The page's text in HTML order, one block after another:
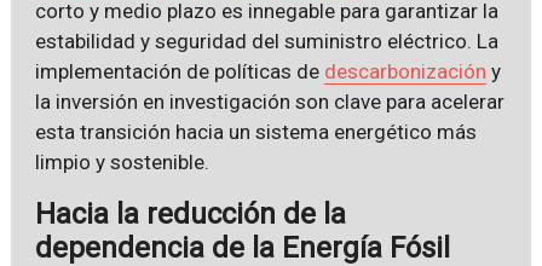
corto y medio plazo es innegable para garantizar la
estabilidad y seguridad del suministro eléctrico. La
implementación de políticas de descarbonización y
la inversión en investigación son clave para acelerar
esta transición hacia un sistema energético más
limpio y sostenible.
Hacia la reducción de la
dependencia de la Energía Fósil